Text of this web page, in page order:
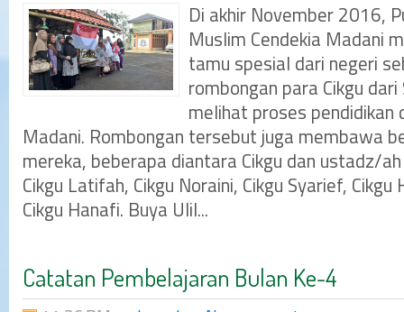
Di akhir November 2016,
Muslim Cendekia Madani
tamu spesial dari negeri
rombongan para Cikgu
melihat proses pendidikan
Madani. Rombongan tersebut juga membawa
mereka, beberapa diantara Cikgu dan ustadz/
Cikgu Latifah, Cikgu Noraini, Cikgu Syarief, Cikgu
Cikgu Hanafi. Buya Ulil...
Catatan Pembelajaran Bulan Ke-4